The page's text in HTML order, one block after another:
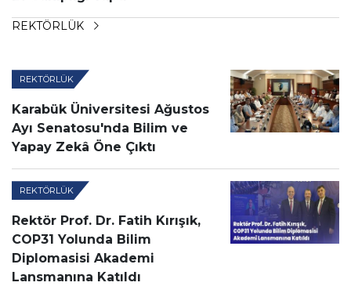
REKTÖRLÜK
REKTÖRLÜK
Karabük Üniversitesi Ağustos
Ayı Senatosu'nda Bilim ve
Yapay Zekâ Öne Çıktı
REKTÖRLÜK
Rektör Prof. Dr. Fatih Kırışık,
COP31 Yolunda Bilim
Diplomasisi Akademi
Lansmanına Katıldı